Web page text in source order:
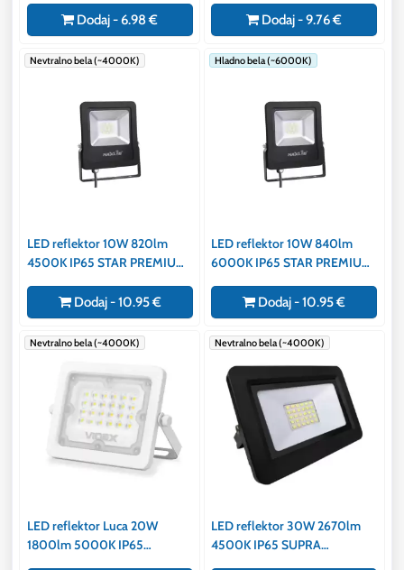
Dodaj - 6.98 €
Dodaj - 9.76 €
Nevtralno bela (~4000K)
LED reflektor 10W 820lm
4500K IP65 STAR PREMIUM
Dodaj - 10.95 €
Hladno bela (~6000K)
LED reflektor 10W 840lm
6000K IP65 STAR PREMIUM
Dodaj - 10.95 €
Nevtralno bela (~4000K)
LED reflektor Luca 20W
1800lm 5000K IP65
Nevtralno bela (~4000K)
LED reflektor 30W 2670lm
4500K IP65 SUPRA